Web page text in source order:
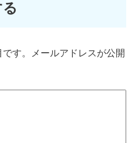
す。メールアドレスが公開